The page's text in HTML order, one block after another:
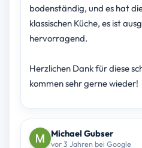
bodenständig, und es hat
klassischen Küche, es ist
hervorragend.
Herzlichen Dank für diese
kommen sehr gerne wieder!
Michael Gubser
vor 3 Jahren bei Google